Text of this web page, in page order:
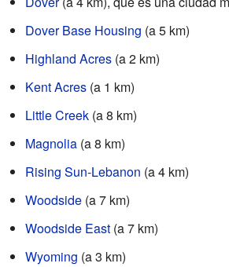
Dover Base Housing (a 5 km)
Highland Acres (a 2 km)
Kent Acres (a 1 km)
Little Creek (a 8 km)
Magnolia (a 8 km)
Rising Sun-Lebanon (a 4 km)
Woodside (a 7 km)
Woodside East (a 7 km)
Wyoming (a 3 km)